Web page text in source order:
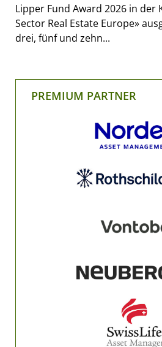
Lipper Fund Award 2026 in der
Sector Real Estate Europe»
drei, fünf und zehn...
PREMIUM PARTNER